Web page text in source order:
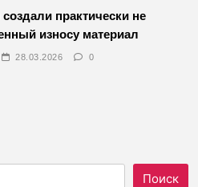
практически не
износу материал
28.03.2026 0
Поиск